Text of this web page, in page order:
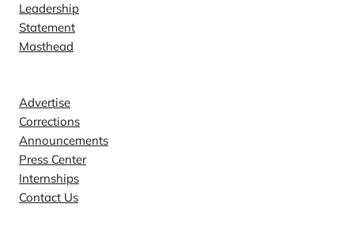
Leadership
Statement
Masthead
Advertise
Corrections
Announcements
Press Center
Internships
Contact Us